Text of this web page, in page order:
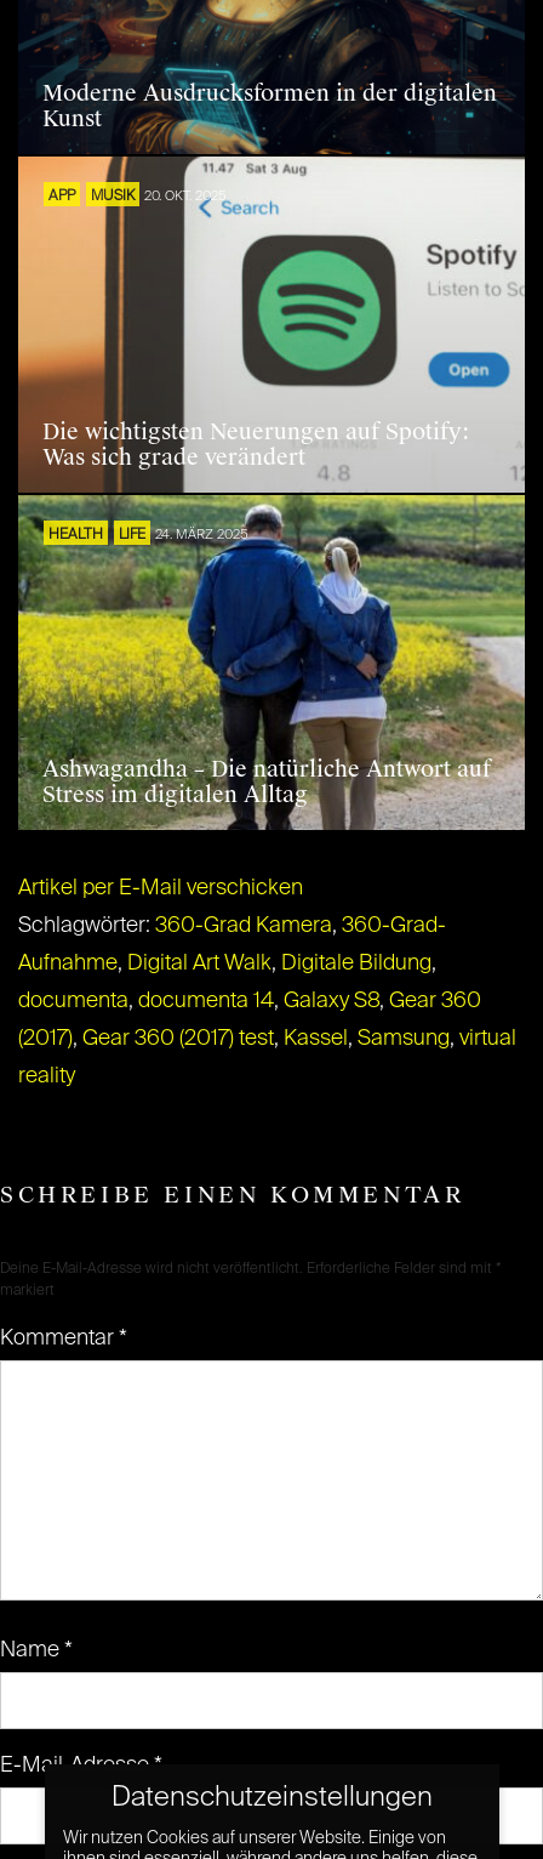
Moderne Ausdrucksformen in der digitalen
Kunst
APP MUSIK 20. OKT. 2025
Die wichtigsten Neuerungen auf Spotify:
Was sich grade verändert
HEALTH LIFE 24. MÄRZ 2025
Ashwagandha – Die natürliche Antwort auf
Stress im digitalen Alltag
Artikel per E-Mail verschicken
Schlagwörter: 360-Grad Kamera, 360-Grad-
Aufnahme, Digital Art Walk, Digitale Bildung,
documenta, documenta 14, Galaxy S8, Gear 360
(2017), Gear 360 (2017) test, Kassel , Samsung, virtual
reality
SCHREIBE EINEN KOMMENTAR
Deine E-Mail-Adresse wird nicht veröffentlicht. Erforderliche Felder sind mit *
markiert
Kommentar *
Name *
E-Mail-Adresse *
Datenschutzeinstellungen
Wir nutzen Cookies auf unserer Website. Einige von